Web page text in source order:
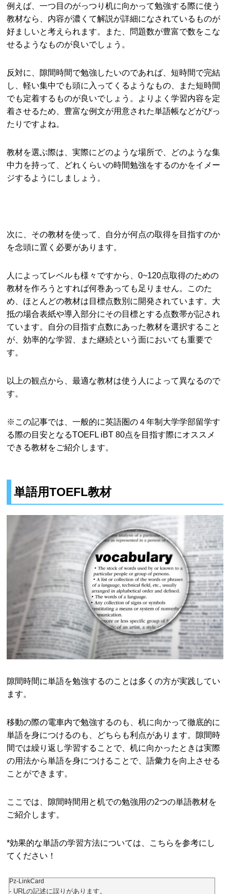
例えば、一つ目のがっつり机に向かって勉強する際に使う
教材なら、内容が濃くて解説が詳細になされているものが
好ましいと考えられます。また、問題数が豊富で数をこな
せるようなものが良いでしょう。
反対に、隙間時間で勉強したいのであれば、短時間で完結
し、軽い集中でも頭に入ってくるようなもの、また短時間
でも定着するものが良いでしょう。よりよく学習内容を定
着させるため、豊富な例文が用意された単語帳などがぴっ
たりですよね。
教材を選ぶ際は、実際にどのような場所で、どのような集
中力を持って、どれくらいの時間勉強をするのかをイメー
ジするようにしましょう。
次に、その教材を使って、自分が何点の取得を目指すのか
を念頭に置く必要があります。
人によってレベルも様々ですから、0~120点取得のための
教材を作ろうとすれば何巻あっても足りません。このた
め、ほとんどの教材は目標点数別に開発されています。大
抵の場合表紙や導入部分にその目標とする点数帯が記され
ています。自分の目指す点数にあった教材を選択すること
が、効率的な学習、また継続という面においても重要で
す。
以上の観点から、最適な教材は使う人によって異なるので
す。
※この記事では、一般的に英語圏の４年制大学学部留学す
る際の目安となるTOEFL iBT 80点を目指す際にオススメ
できる教材をご紹介します。
単語用TOEFL教材
隙間時間に単語を勉強するのことは多くの方が実践してい
ます。
移動の際の電車内で勉強するのも、机に向かって徹底的に
単語を身につけるのも、どちらも利点があります。隙間時
間では繰り返し学習することで、机に向かったときは実際
の用法から単語を身につけることで、語彙力を向上させる
ことができます。
ここでは、隙間時間用と机での勉強用の2つの単語教材を
ご紹介します。
*効果的な単語の学習方法については、こちらを参考にし
てください！
Pz-LinkCard
- URLの記述に誤りがあります。